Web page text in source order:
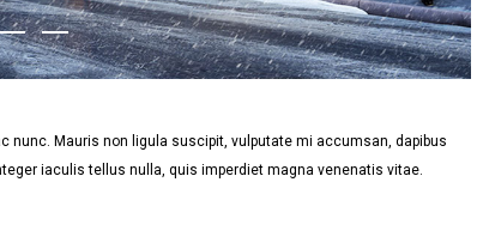
Mauris non ligula suscipit, vulputate mi accumsan, dapibus
iaculis tellus nulla, quis imperdiet magna venenatis vitae.